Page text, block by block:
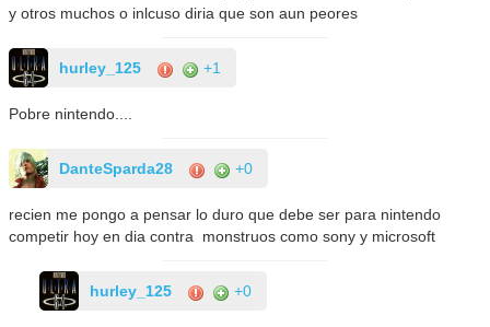
y otros muchos o inlcuso diria que son aun peores
hurley_125 +1
Pobre nintendo....
DanteSparda28 +0
recien me pongo a pensar lo duro que debe ser para nintendo
competir hoy en dia contra monstruos como sony y microsoft
hurley_125 +0